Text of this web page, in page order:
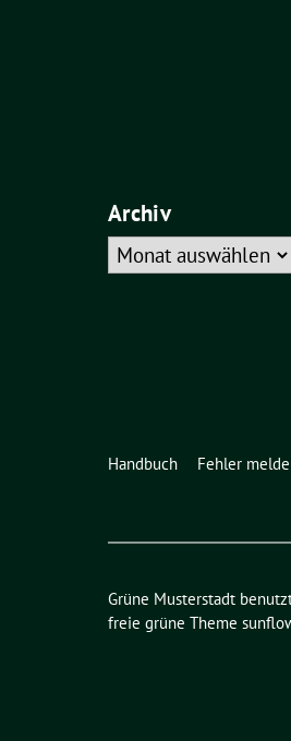
Archiv
Archiv
Handbuch Fehler
Grüne Musterstadt
freie grüne Theme